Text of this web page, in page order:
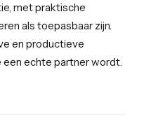
met praktische
als toepasbaar zijn.
en productieve
echte partner wordt.